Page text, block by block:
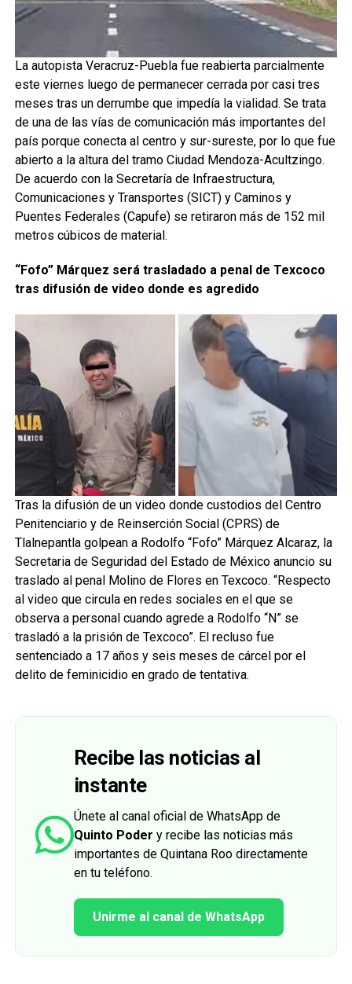
La autopista Veracruz-Puebla fue reabierta parcialmente
este viernes luego de permanecer cerrada por casi tres
meses tras un derrumbe que impedía la vialidad. Se trata
de una de las vías de comunicación más importantes del
país porque conecta al centro y sur-sureste, por lo que fue
abierto a la altura del tramo Ciudad Mendoza-Acultzingo.
De acuerdo con la Secretaría de Infraestructura,
Comunicaciones y Transportes (SICT) y Caminos y
Puentes Federales (Capufe) se retiraron más de 152 mil
metros cúbicos de material.
“Fofo” Márquez será trasladado a penal de Texcoco
tras difusión de video donde es agredido
Tras la difusión de un video donde custodios del Centro
Penitenciario y de Reinserción Social (CPRS) de
Tlalnepantla golpean a Rodolfo “Fofo” Márquez Alcaraz, la
Secretaria de Seguridad del Estado de México anuncio su
traslado al penal Molino de Flores en Texcoco. “Respecto
al video que circula en redes sociales en el que se
observa a personal cuando agrede a Rodolfo “N” se
trasladó a la prisión de Texcoco”. El recluso fue
sentenciado a 17 años y seis meses de cárcel por el
delito de feminicidio en grado de tentativa.
Recibe las noticias al
instante
Únete al canal oficial de WhatsApp de
Quinto Poder y recibe las noticias más
importantes de Quintana Roo directamente
en tu teléfono.
Unirme al canal de WhatsApp